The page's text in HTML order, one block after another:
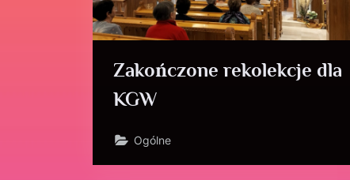
Zakończone rekolekcje dla
KGW
Ogólne